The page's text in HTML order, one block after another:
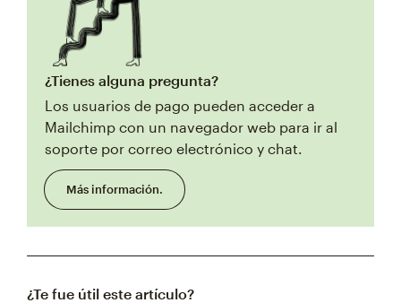
¿Tienes alguna pregunta?
Los usuarios de pago pueden acceder a
Mailchimp con un navegador web para ir al
soporte por correo electrónico y chat.
Más información.
¿Te fue útil este artículo?